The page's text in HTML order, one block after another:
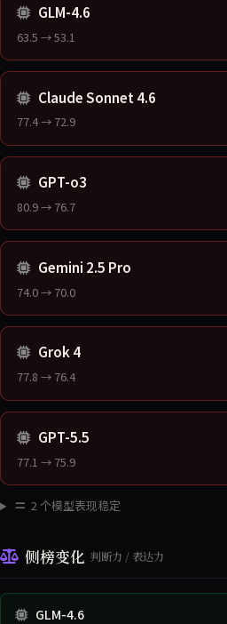
GLM-4.6
63.5 → 53.1
Claude Sonnet 4.6
77.4 → 72.9
GPT-o3
80.9 → 76.7
Gemini 2.5 Pro
74.0 → 70.0
Grok 4
77.8 → 76.4
GPT-5.5
77.1 → 75.9
2 个模型表现稳定
侧榜变化 判断力 / 表达力
GLM-4.6